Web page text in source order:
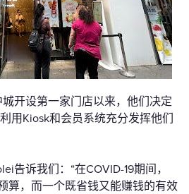
开设第一家门店以来，他们决定
用Kiosk和会员系统充分发挥他们
告诉我们：“在COVID-19期间，
算，而一个既省钱又能赚钱的有效